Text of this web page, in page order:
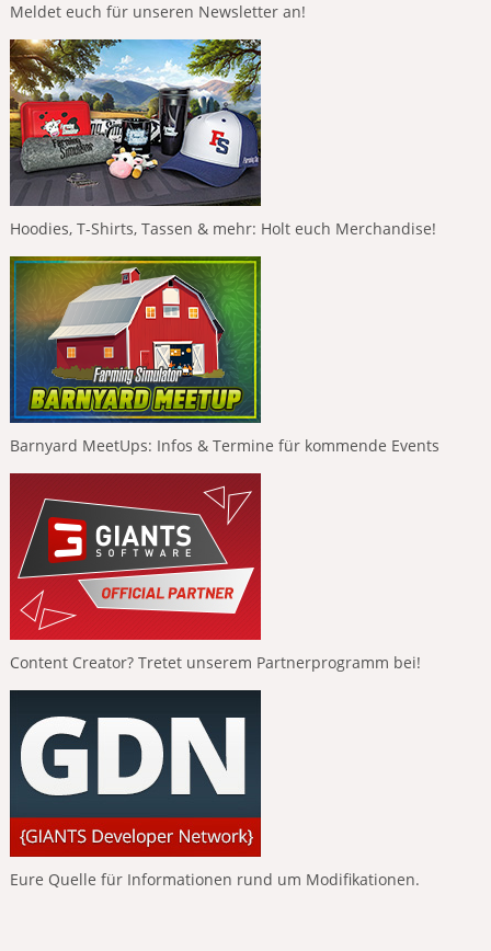
Meldet euch für unseren Newsletter an!
Hoodies, T-Shirts, Tassen & mehr: Holt euch Merchandise!
Barnyard MeetUps: Infos & Termine für kommende Events
Content Creator? Tretet unserem Partnerprogramm bei!
Eure Quelle für Informationen rund um Modifikationen.